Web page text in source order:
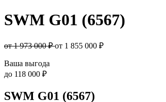
SWM G01 (6567)
от 1 973 000 ₽от 1 855 000 ₽
Ваша выгода
до 118 000 ₽
SWM G01 (6567)